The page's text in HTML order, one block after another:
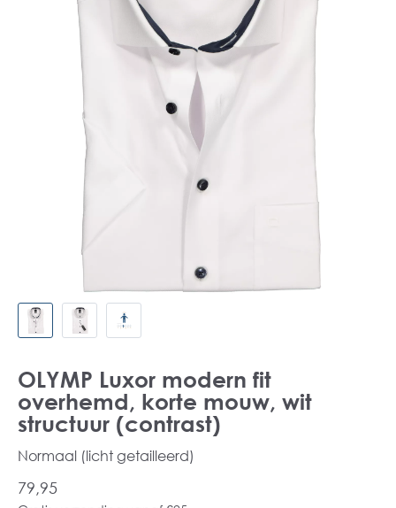
OLYMP Luxor modern fit
overhemd, korte mouw, wit
structuur (contrast)
Normaal (licht getailleerd)
79,95